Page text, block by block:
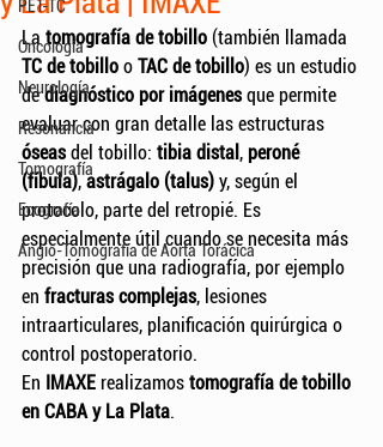
PET-TC
Oncología
Neurología
Resonancia
Tomografía
Ecografía
Angio-Tomografía de Aorta Torácica
La tomografía de tobillo (también llamada
TC de tobillo o TAC de tobillo) es un estudio
de diagnóstico por imágenes que permite
evaluar con gran detalle las estructuras
óseas del tobillo: tibia distal , peroné
(fíbula), astrágalo (talus) y, según el
protocolo, parte del retropié. Es
especialmente útil cuando se necesita más
precisión que una radiografía, por ejemplo
en fracturas complejas, lesiones
intraarticulares, planificación quirúrgica o
control postoperatorio.
En IMAXE realizamos tomografía de tobillo
en CABA y La Plata.